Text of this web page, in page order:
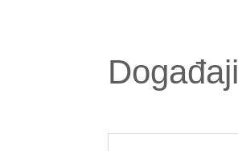
Događaji